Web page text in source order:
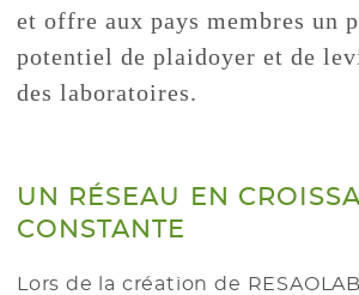
et offre aux pays membres un
potentiel de plaidoyer et de
des laboratoires.
UN RÉSEAU EN
CONSTANTE
Lors de la création de